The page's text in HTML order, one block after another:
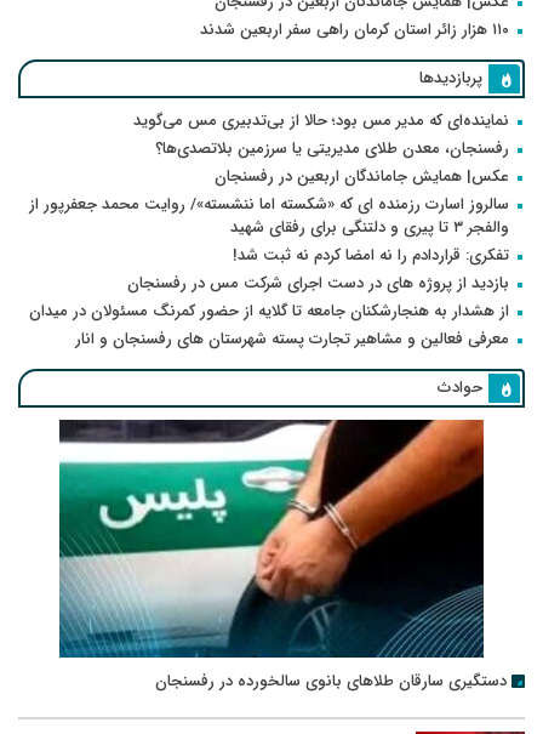
۱۱۰ هزار زائر استان کرمان راهی سفر اربعین شدند
پربازدیدها
نماینده‌ای که مدیر مس بود؛ حالا از بی‌تدبیری مس می‌گوید
رفسنجان، معدن طلای مدیریتی یا سرزمین بلاتصدی‌ها؟
عکس| همایش جاماندگان اربعین در رفسنجان
سالروز اسارت رزمنده ای که «شکسته اما ننشسته»/ روایت محمد جعفرپور از
والفجر ۳ تا پیری و دلتنگی برای رفقای شهید
تفکری: قراردادم را نه امضا کردم نه ثبت شد!
بازدید از پروژه های در دست اجرای شرکت مس در رفسنجان
از هشدار به هنجارشکنان جامعه تا گلایه از حضور کمرنگ مسئولان در میدان
معرفی فعالین و مشاهیر تجارت پسته شهرستان های رفسنجان و انار
حوادث
دستگیری سارقان طلاهای بانوی سالخورده در رفسنجان